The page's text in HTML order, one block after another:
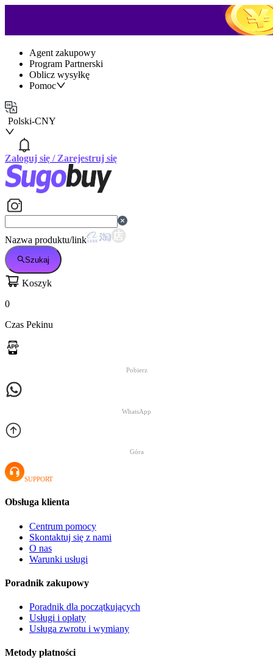
Agent zakupowy
Program Partnerski
Oblicz wysyłkę
Pomoc
Polski-CNY
Zaloguj się / Zarejestruj się
Nazwa produktu/link
Szukaj
Koszyk
0
Czas Pekinu
Pobierz
WhatsApp
Góra
SUPPORT
Obsługa klienta
Centrum pomocy
Skontaktuj się z nami
O nas
Warunki usługi
Poradnik zakupowy
Poradnik dla początkujących
Usługi i opłaty
Usługa zwrotu i wymiany
Metody płatności